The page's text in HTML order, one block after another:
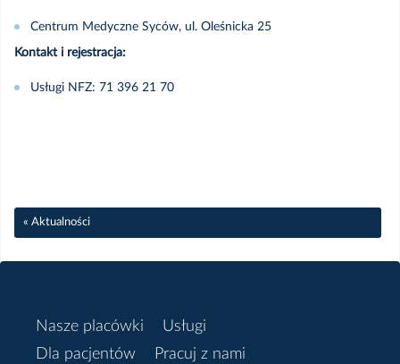
Listopad
Czerwiec
Marzec
Centrum Medyczne Syców, ul. Oleśnicka 25
Kontakt i rejestracja:
Usługi NFZ: 71 396 21 70
« Aktualności
Nasze placówki
Usługi
Dla pacjentów
Pracuj z nami